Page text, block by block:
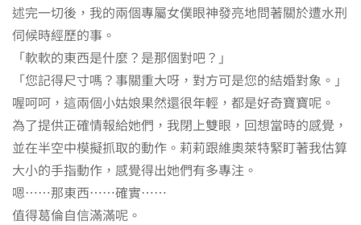
述完一切後，我的兩個專屬女僕眼神發亮地問著關於遭水刑
伺候時經歷的事。
「軟軟的東西是什麼？是那個對吧？」
「您記得尺寸嗎？事關重大呀，對方可是您的結婚對象。」
喔呵呵，這兩個小姑娘果然還很年輕，都是好奇寶寶呢。
為了提供正確情報給她們，我閉上雙眼，回想當時的感覺，
並在半空中模擬抓取的動作。莉莉跟維奧萊特緊盯著我估算
大小的手指動作，感覺得出她們有多專注。
嗯……那東西……確實……
值得葛倫自信滿滿呢。